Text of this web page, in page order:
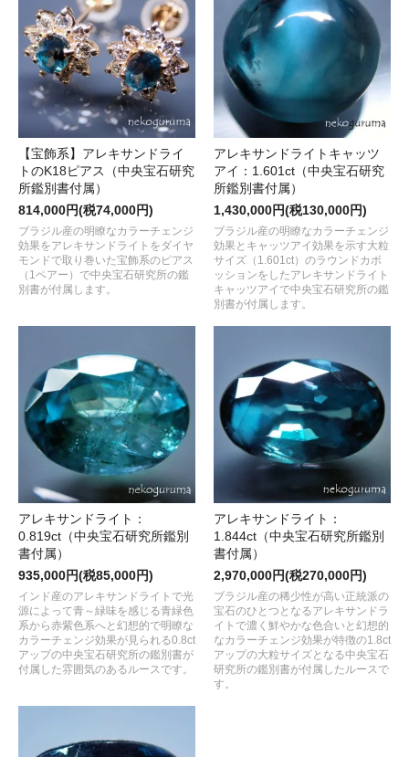
【宝飾系】アレキサンドライ
トのK18ピアス（中央宝石研究
所鑑別書付属）
814,000円(税74,000円)
ブラジル産の明瞭なカラーチェンジ
効果をアレキサンドライトをダイヤ
モンドで取り巻いた宝飾系のピアス
（1ペアー）で中央宝石研究所の鑑
別書が付属します。
アレキサンドライトキャッツ
アイ：1.601ct（中央宝石研究
所鑑別書付属）
1,430,000円(税130,000円)
ブラジル産の明瞭なカラーチェンジ
効果とキャッツアイ効果を示す大粒
サイズ（1.601ct）のラウンドカボ
ッションをしたアレキサンドライト
キャッツアイで中央宝石研究所の鑑
別書が付属します。
アレキサンドライト：
0.819ct（中央宝石研究所鑑別
書付属）
935,000円(税85,000円)
インド産のアレキサンドライトで光
源によって青～緑味を感じる青緑色
系から赤紫色系へと幻想的で明瞭な
カラーチェンジ効果が見られる0.8ct
アップの中央宝石研究所の鑑別書が
付属した雰囲気のあるルースです。
アレキサンドライト：
1.844ct（中央宝石研究所鑑別
書付属）
2,970,000円(税270,000円)
ブラジル産の稀少性が高い正統派の
宝石のひとつとなるアレキサンドラ
イトで濃く鮮やかな色合いと幻想的
なカラーチェンジ効果が特徴の1.8ct
アップの大粒サイズとなる中央宝石
研究所の鑑別書が付属したルースで
す。